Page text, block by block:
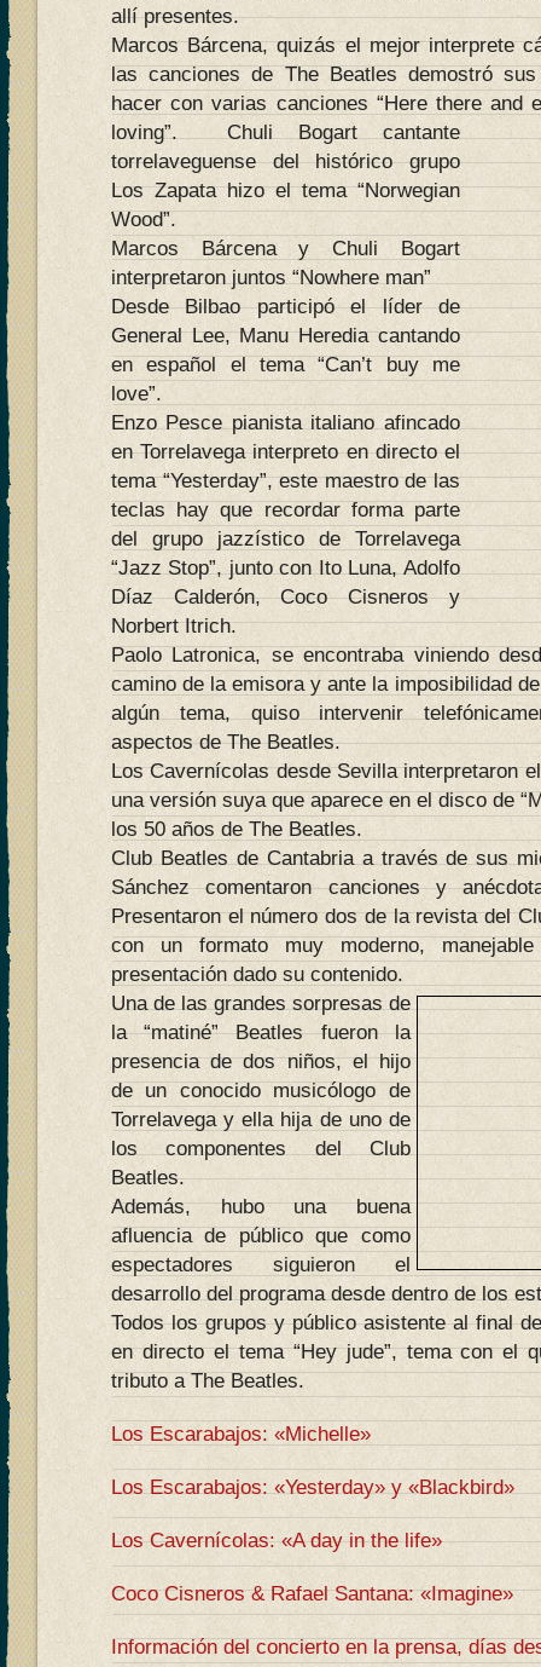
allí presentes.
Marcos Bárcena, quizás el mejor interprete
las canciones de The Beatles demostró
hacer con varias canciones “Here there and
loving”.Chuli Bogart cantante
torrelaveguense del histórico grupo
Los Zapata hizo el tema “Norwegian
Wood”.
Marcos Bárcena y Chuli Bogart
interpretaron juntos “Nowhere man”
Desde Bilbao participó el líder de
General Lee, Manu Heredia cantando
en español el tema “Can’t buy me
love”.
Enzo Pesce pianista italiano afincado
en Torrelavega interpreto en directo el
tema “Yesterday”, este maestro de las
teclas hay que recordar forma parte
del grupo jazzístico de Torrelavega
“Jazz Stop”, junto con Ito Luna, Adolfo
Díaz Calderón, Coco Cisneros y
Norbert Itrich.
Paolo Latronica, se encontraba viniendo
camino de la emisora y ante la imposibilidad
algún tema, quiso intervenir
aspectos de The Beatles.
Los Cavernícolas desde Sevilla interpretaron
una versión suya que aparece en el disco de
los 50 años de The Beatles.
Club Beatles de Cantabria a través de sus
Sánchez comentaron canciones y
Presentaron el número dos de la revista del
con un formato muy moderno,
presentación dado su contenido.
Una de las grandes sorpresas de
la “matiné” Beatles fueron la
presencia de dos niños, el hijo
de un conocido musicólogo de
Torrelavega y ella hija de uno de
los componentes del Club
Beatles.
Además, hubo una buena
afluencia de público que como
espectadores siguieron el
desarrollo del programa desde dentro de los
Todos los grupos y público asistente al final
en directo el tema “Hey jude”, tema con el
tributo a The Beatles.
Los Escarabajos: «Michelle»
Los Escarabajos: «Yesterday» y «Blackbird»
Los Cavernícolas: «A day in the life»
Coco Cisneros & Rafael Santana: «Imagine»
Información del concierto en la prensa, días